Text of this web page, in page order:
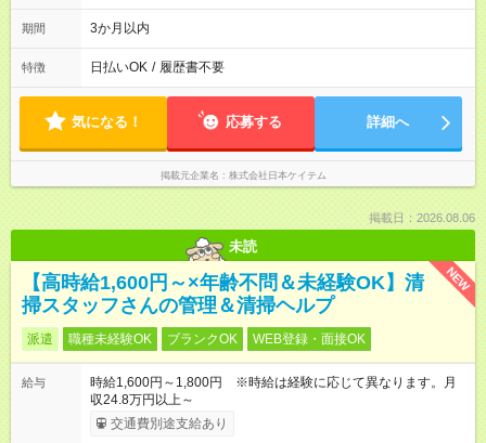
度残業あり ※希望があれば専属勤務など相談OK
期間 3か月以内
特徴 日払いOK / 履歴書不要
気になる！ 応募する 詳細へ
掲載元企業名 株式会社日本ケイテム
掲載日：2026.08.06
未読
NEW
【高時給1,600円～×年齢不問＆未経験OK】清
掃スタッフさんの管理＆清掃ヘルプ
派遣 職種未経験OK ブランクOK WEB登録・面接OK
給与
時給1,600円～1,800円 ※時給は経験に応じて異なります。月
収24.8万円以上～
交通費別途支給あり